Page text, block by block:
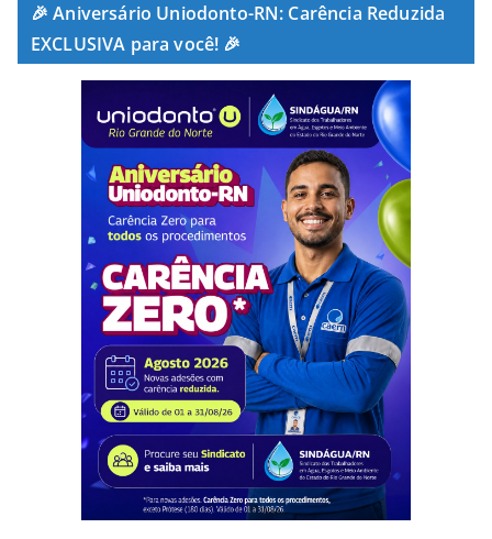
🎉 Aniversário Uniodonto-RN: Carência Reduzida
EXCLUSIVA para você! 🎉